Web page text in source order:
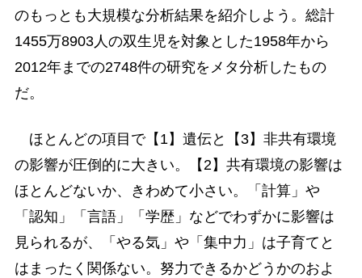
のもっとも大規模な分析結果を紹介しよう。総計
1455万8903人の双生児を対象とした1958年から
2012年までの2748件の研究をメタ分析したもの
だ。
ほとんどの項目で【1】遺伝と【3】非共有環境
の影響が圧倒的に大きい。【2】共有環境の影響は
ほとんどないか、きわめて小さい。「計算」や
「認知」「言語」「学歴」などでわずかに影響は
見られるが、「やる気」や「集中力」は子育てと
はまったく関係ない。努力できるかどうかのおよ